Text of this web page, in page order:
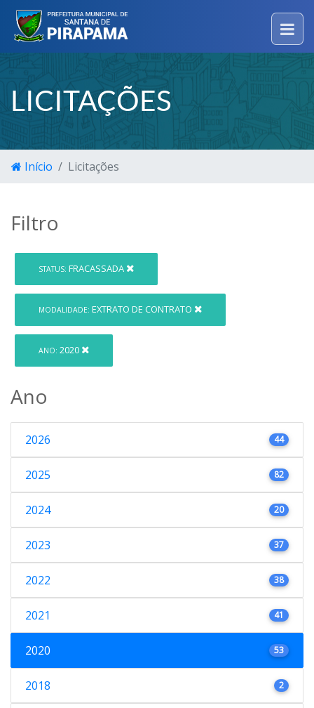
LICITAÇÕES
Início Licitações
Filtro
STATUS: FRACASSADA
MODALIDADE: EXTRATO DE CONTRATO
ANO: 2020
Ano
2026 44
2025 82
2024 20
2023 37
2022 38
2021 41
2020 53
2018 2